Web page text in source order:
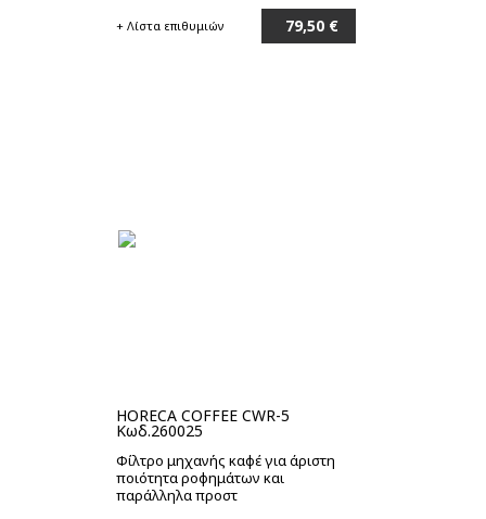
+ Λίστα επιθυμιών 79,50 €
HORECA COFFEE CWR-5
Κωδ.260025
Φίλτρο μηχανής καφέ για άριστη
ποιότητα ροφημάτων και
παράλληλα προστ